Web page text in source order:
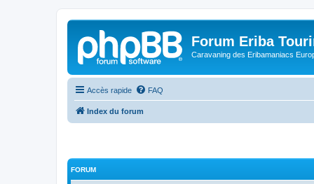
Forum Eriba
Caravaning des Eribamaniacs
Accès rapide FAQ
Index du forum
FORUM